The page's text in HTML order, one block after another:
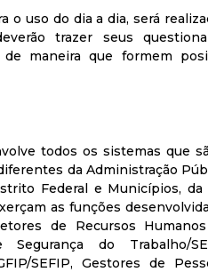
uso do dia a dia, será
trazer seus
de maneira que formem
todos os sistemas que
da Administração
Federal e Municípios, da
as funções
de Recursos
do Trabalho/
SEFIP, Gestores de